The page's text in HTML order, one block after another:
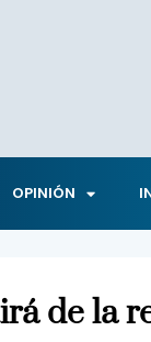
OPINIÓN
de la